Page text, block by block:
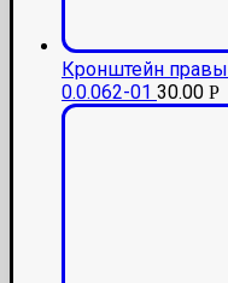
Кронштейн
0.0.062-01 30.00 Р